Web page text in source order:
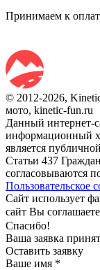
Принимаем к
© 2012-2026,
мото, kinetic-fun.ru
Данный интернет-
информационный
является
Статьи 437
согласовываются
Пользовательское
Сайт использует
сайт Вы
Спасибо!
Ваша заявка
Оставить заявку
Ваше имя *